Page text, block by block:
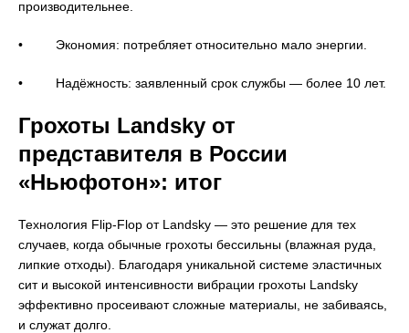
производительнее.
• Экономия: потребляет относительно мало энергии.
• Надёжность: заявленный срок службы — более 10 лет.
Грохоты Landsky от
представителя в России
«Ньюфотон»: итог
Технология Flip-Flop от Landsky — это решение для тех
случаев, когда обычные грохоты бессильны (влажная руда,
липкие отходы). Благодаря уникальной системе эластичных
сит и высокой интенсивности вибрации грохоты Landsky
эффективно просеивают сложные материалы, не забиваясь,
и служат долго.